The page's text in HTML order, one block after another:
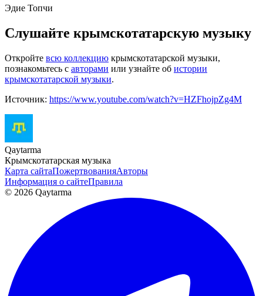
Эдие Топчи
Слушайте крымскотатарскую музыку
Откройте всю коллекцию крымскотатарской музыки,
познакомьтесь с авторами или узнайте об истории
крымскотатарской музыки.
Источник: https://www.youtube.com/watch?v=HZFhojpZg4M
Qaytarma
Крымскотатарская музыка
Карта сайтаПожертвованияАвторы
Информация о сайтеПравила
© 2026 Qaytarma